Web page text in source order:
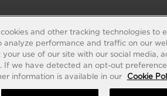
cookies and other tracking technologies to
analyze performance and traffic on our
use of our site with our social media,
If we have detected an opt-out
information is available in our
Cookie